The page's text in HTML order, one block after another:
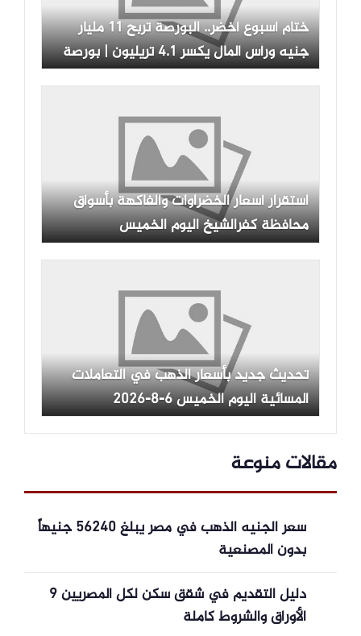
ختام أسبوع أخضر.. البورصة تربح 11 مليار
جنيه ورأس المال يكسر 4.1 تريليون | بورصة
وشركات
استقرار أسعار الخضراوات والفاكهة بأسواق
محافظة كفرالشيخ اليوم الخميس
تحديث جديد بأسعار الذهب في التعاملات
المسائية اليوم الخميس 6-8-2026
مقالات منوعة
سعر الجنيه الذهب في مصر يبلغ 56240 جنيهاً
بدون المصنعية
دليل التقديم في شقق سكن لكل المصريين 9
الأوراق والشروط كاملة